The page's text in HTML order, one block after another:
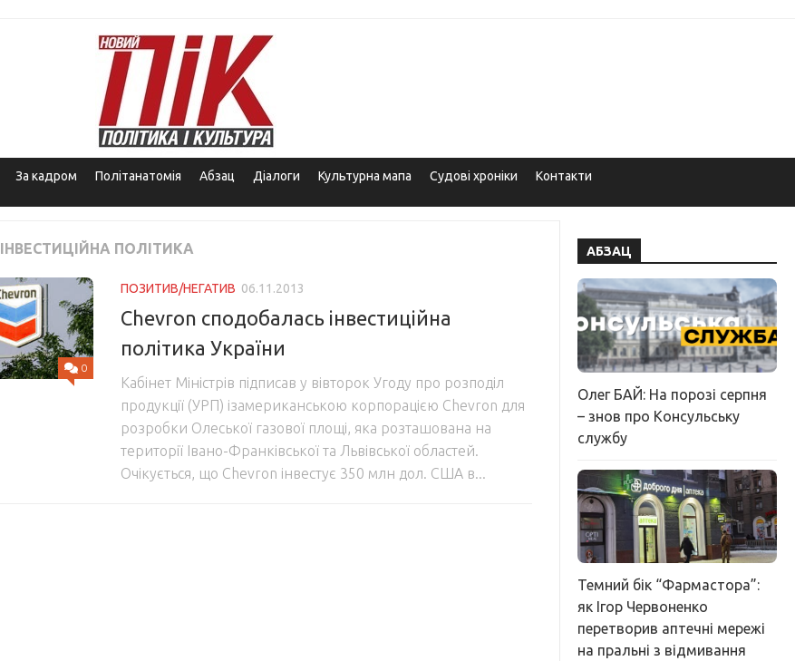
За кадром Політанатомія Абзац Діалоги Культурна мапа Судові хроніки Контакти
ІНВЕСТИЦІЙНА ПОЛІТИКА
0
ПОЗИТИВ/НЕГАТИВ 06.11.2013
Chevron сподобалась інвестиційна
політика України
Кабінет Міністрів підписав у вівторок Угоду про розподіл
продукції (УРП) ізамериканською корпорацією Chevron для
розробки Олеської газової площі, яка розташована на
території Івано-Франківської та Львівської областей.
Очікується, що Chevron інвестує 350 млн дол. США в...
АБЗАЦ
Олег БАЙ: На порозі серпня
– знов про Консульську
службу
Темний бік “Фармастора”:
як Ігор Червоненко
перетворив аптечні мережі
на пральні з відмивання